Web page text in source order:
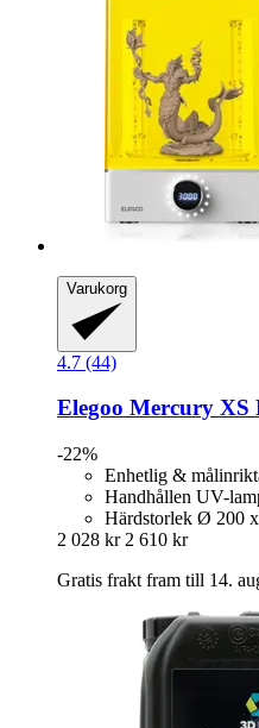
Varukorg
4.7 (44)
Elegoo Mercury XS
-22%
Enhetlig &
Handhållen UV-
Härdstorlek Ø 200
2 028 kr 2 610 kr
Gratis frakt fram till 14.